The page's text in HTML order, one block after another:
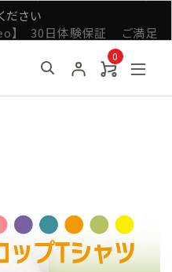
】 30日体験保証 ご満足
ば全額返金
0